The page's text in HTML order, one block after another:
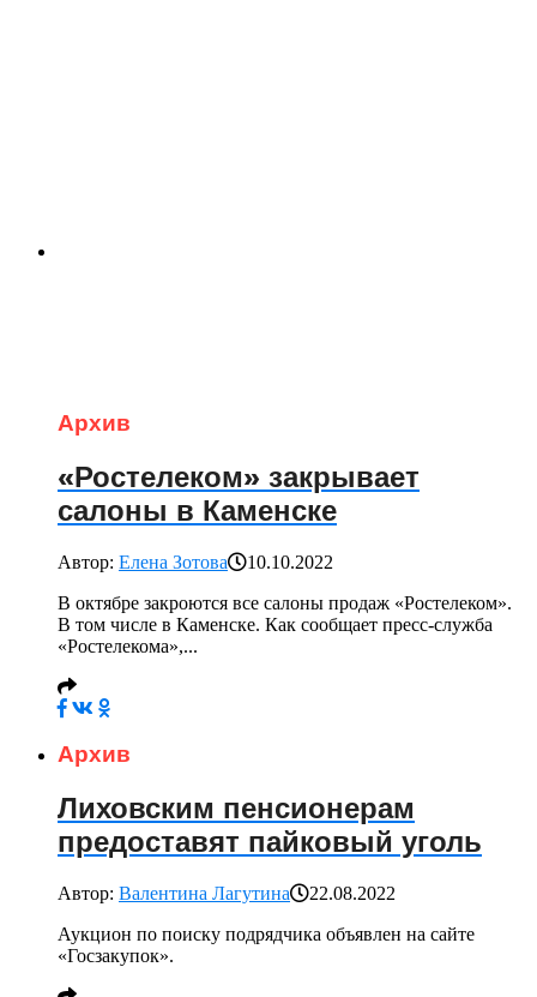
Архив
«Ростелеком» закрывает
салоны в Каменске
Автор: Елена Зотова
10.10.2022
В октябре закроются все салоны продаж «Ростелеком».
В том числе в Каменске. Как сообщает пресс-служба
«Ростелекома»,...
Архив
Лиховским пенсионерам
предоставят пайковый уголь
Автор: Валентина Лагутина
22.08.2022
Аукцион по поиску подрядчика объявлен на сайте
«Госзакупок».